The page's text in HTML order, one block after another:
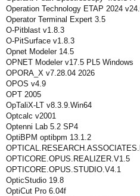
Operation Technology ETAP 2024
Operator Terminal Expert 3.5
O-Pitblast v1.8.3
O-PitSurface v1.8.3
Opnet Modeler 14.5
OPNET Modeler v17.5 PL5 Windows
OPORA_X v7.28.04 2026
OPOS v4.9
OPT 2005
OpTaliX-LT v8.3.9.Win64
Optcalc v2001
Optenni Lab 5.2 SP4
OptiBPM optibpm 13.1.2
OPTICORE.OPUS.REALIZER.V1.5
OPTICORE.OPUS.STUDIO.V4.1
OpticStudio 19.8
OptiCut Pro 6.04f